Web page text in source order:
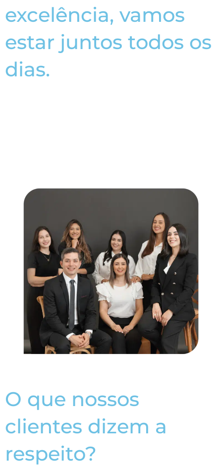
excelência, vamos
estar juntos todos os
dias.
O que nossos
respeito?